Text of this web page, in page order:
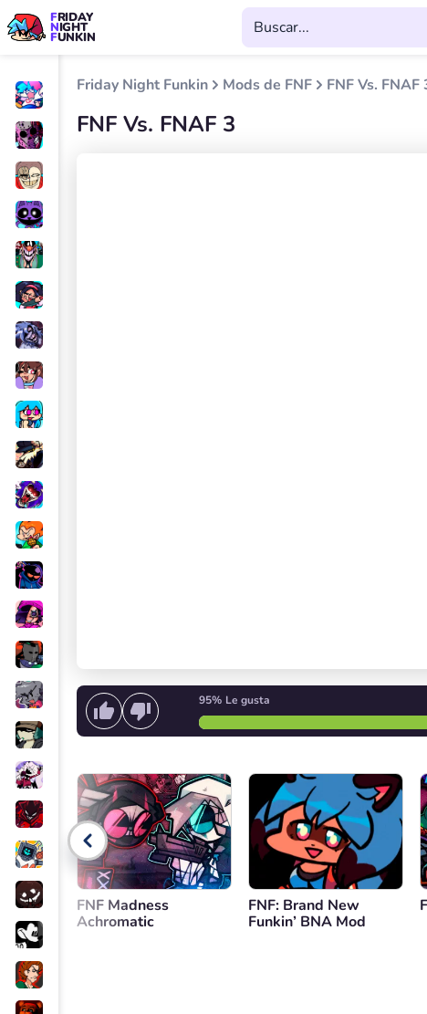
FRIDAY
NIGHT
FUNKIN
Friday Night Funkin Mods de FNF FNF Vs. FNAF
FNF Vs. FNAF 3
95% Le gusta
Empieza a cantar o Iniciar el
Control de volumen Volver
FNF Madness
Achromatic
FNF: Brand New
Funkin’ BNA Mod